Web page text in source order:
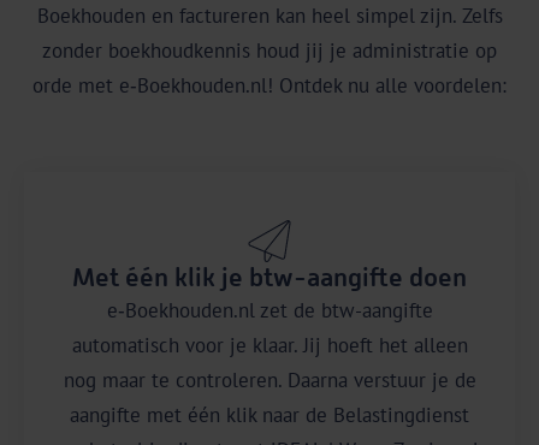
Boekhouden en factureren kan heel simpel zijn. Zelfs
zonder boekhoudkennis houd jij je administratie op
orde met e‑Boekhouden.nl! Ontdek nu alle voordelen:
Met één klik je btw-aangifte doen
e‑Boekhouden.nl zet de btw-aangifte
automatisch voor je klaar. Jij hoeft het alleen
nog maar te controleren. Daarna verstuur je de
aangifte met één klik naar de Belastingdienst